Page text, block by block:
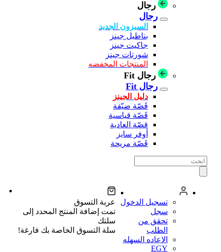
رجال
رجال
السيزون الجديد
بناطيل جينز
جاكيت جينز
شورتات جينز
المنتجات المخفضه
رجال Fit
رجال Fit
دليل الجينز
قَصّة ضيّقة
قَصّة قياسية
قصّة العادية
أوفر سايز
قَصّة مريحة
تسجيل الدخول
سجل
تحقق من
الطلب
الاعاده السهله
EGY
عربة التسوق
تمت إضافة المنتج المحدد إلى
سلتك
سلة التسوق الخاصة بك فارغة!